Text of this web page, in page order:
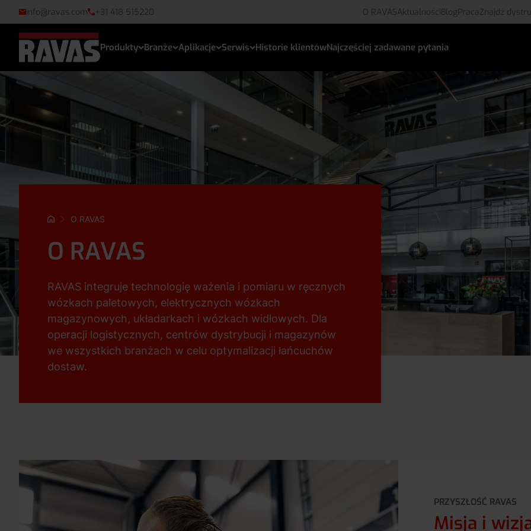
info@ravas.com +31 418 515220 O RAVASAktualnościBlogPracaZnajdź
Produkty Branże Aplikacje Serwis Historie klientówNajczęściej zadawane pytania
O RAVAS
O RAVAS
RAVAS integruje technologię ważenia i pomiaru w ręcznych
wózkach paletowych, elektrycznych wózkach
magazynowych, układarkach i wózkach widłowych. Dla
operacji logistycznych, centrów dystrybucji i magazynów
we wszystkich branżach w celu optymalizacji łańcuchów
dostaw.
PRZYSZŁOŚĆ RAVAS
Misja i